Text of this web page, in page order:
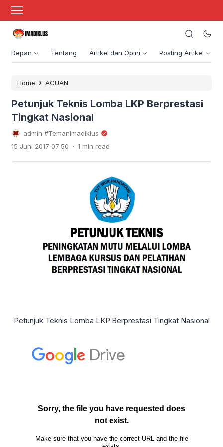
Depan Tentang Artikel dan Opini Posting Artikel
Home › ACUAN
Petunjuk Teknis Lomba LKP Berprestasi
Tingkat Nasional
admin #TemanImadiklus
15 Juni 2017 07:50 . 1 min read
Petunjuk Teknis Lomba LKP Berprestasi Tingkat Nasional